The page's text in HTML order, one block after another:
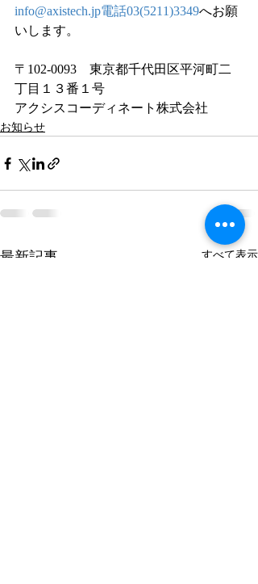
info@axistech.jp電話03(5211)3349へお願
いします。
〒102-0093　東京都千代田区平河町二
丁目１３番１号
アクシスコーディネート株式会社
お知らせ
最新記事 すべて表示